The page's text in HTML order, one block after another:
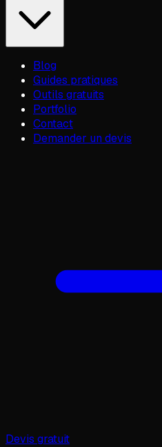
Blog
Guides pratiques
Outils gratuits
Portfolio
Contact
Demander un devis
Devis gratuit